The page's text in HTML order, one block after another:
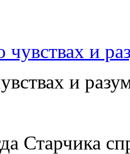
чувствах и
и
Старчика